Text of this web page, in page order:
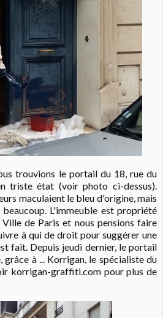
trouvions le portail du 18, rue du
triste état (voir photo ci-dessus).
maculaient le bleu d'origine, mais
L'immeuble est propriété
de Paris et nous pensions faire
à qui de droit pour suggérer une
fait. Depuis jeudi dernier, le portail
à ... Korrigan, le spécialiste du
korrigan-graffiti.com pour plus de